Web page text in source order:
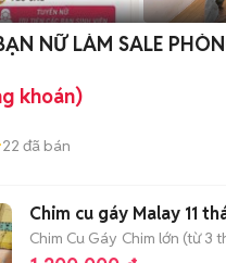
TUYỂN NGAY 15 BẠN NỮ
khoán)
22 đã bán
Chim cu gáy Malay 11
Chim Cu Gáy Chim lớn (từ 3